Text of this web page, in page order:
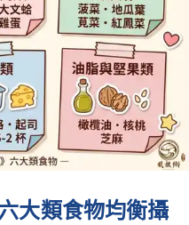
大類食物均衡攝